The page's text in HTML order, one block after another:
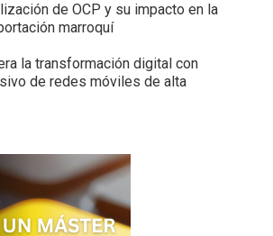
de OCP y su impacto en la
marroquí
la transformación digital con
de redes móviles de alta